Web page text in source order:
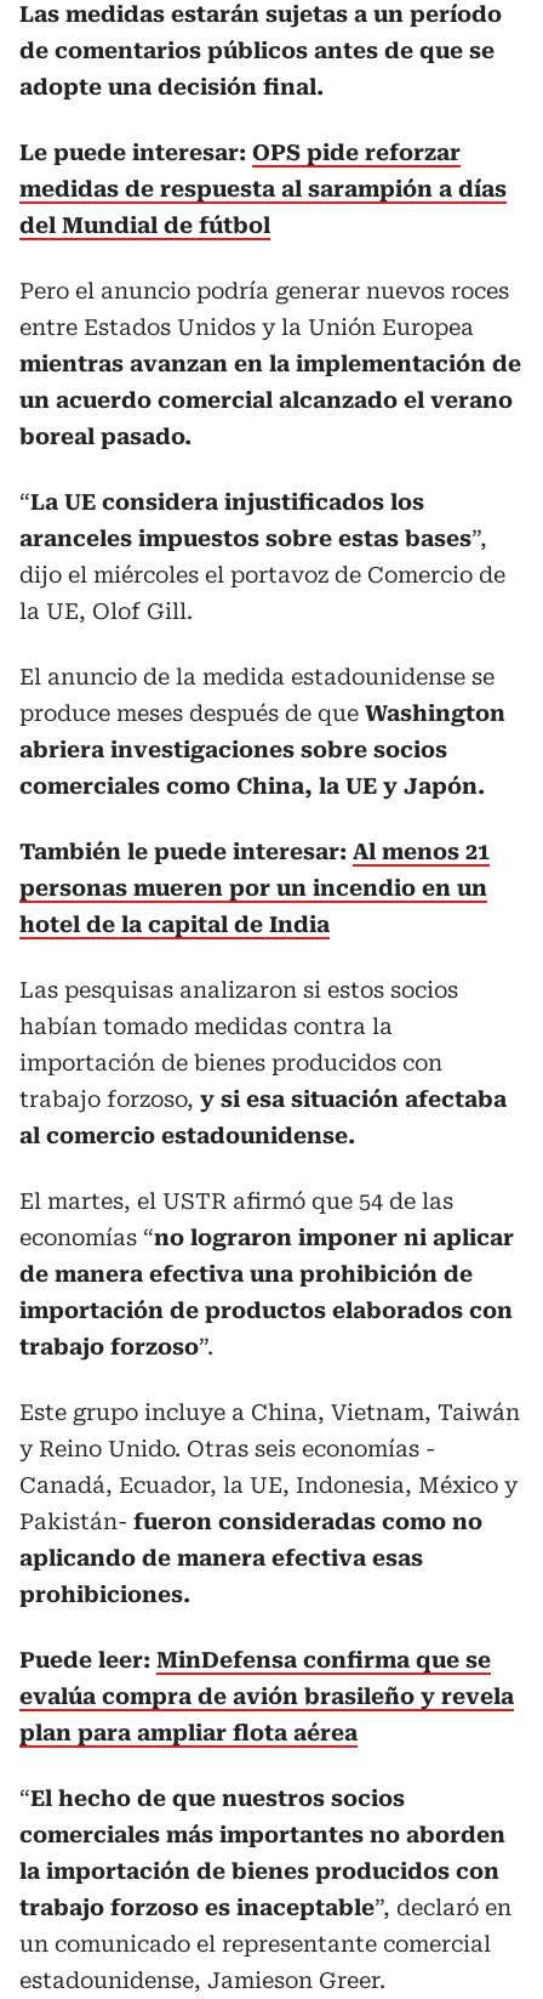
Las medidas estarán sujetas a un período
de comentarios públicos antes de que se
adopte una decisión final.
Le puede interesar: OPS pide reforzar
medidas de respuesta al sarampión a días
del Mundial de fútbol
Pero el anuncio podría generar nuevos roces
entre Estados Unidos y la Unión Europea
mientras avanzan en la implementación de
un acuerdo comercial alcanzado el verano
boreal pasado.
“La UE considera injustificados los
aranceles impuestos sobre estas bases”,
dijo el miércoles el portavoz de Comercio de
la UE, Olof Gill.
El anuncio de la medida estadounidense se
produce meses después de que Washington
abriera investigaciones sobre socios
comerciales como China, la UE y Japón.
También le puede interesar: Al menos 21
personas mueren por un incendio en un
hotel de la capital de India
Las pesquisas analizaron si estos socios
habían tomado medidas contra la
importación de bienes producidos con
trabajo forzoso, y si esa situación afectaba
al comercio estadounidense.
El martes, el USTR afirmó que 54 de las
economías “no lograron imponer ni aplicar
de manera efectiva una prohibición de
importación de productos elaborados con
trabajo forzoso”.
Este grupo incluye a China, Vietnam, Taiwán
y Reino Unido. Otras seis economías -
Canadá, Ecuador, la UE, Indonesia, México y
Pakistán- fueron consideradas como no
aplicando de manera efectiva esas
prohibiciones.
Puede leer: MinDefensa confirma que se
evalúa compra de avión brasileño y revela
plan para ampliar flota aérea
“El hecho de que nuestros socios
comerciales más importantes no aborden
la importación de bienes producidos con
trabajo forzoso es inaceptable”, declaró en
un comunicado el representante comercial
estadounidense, Jamieson Greer.